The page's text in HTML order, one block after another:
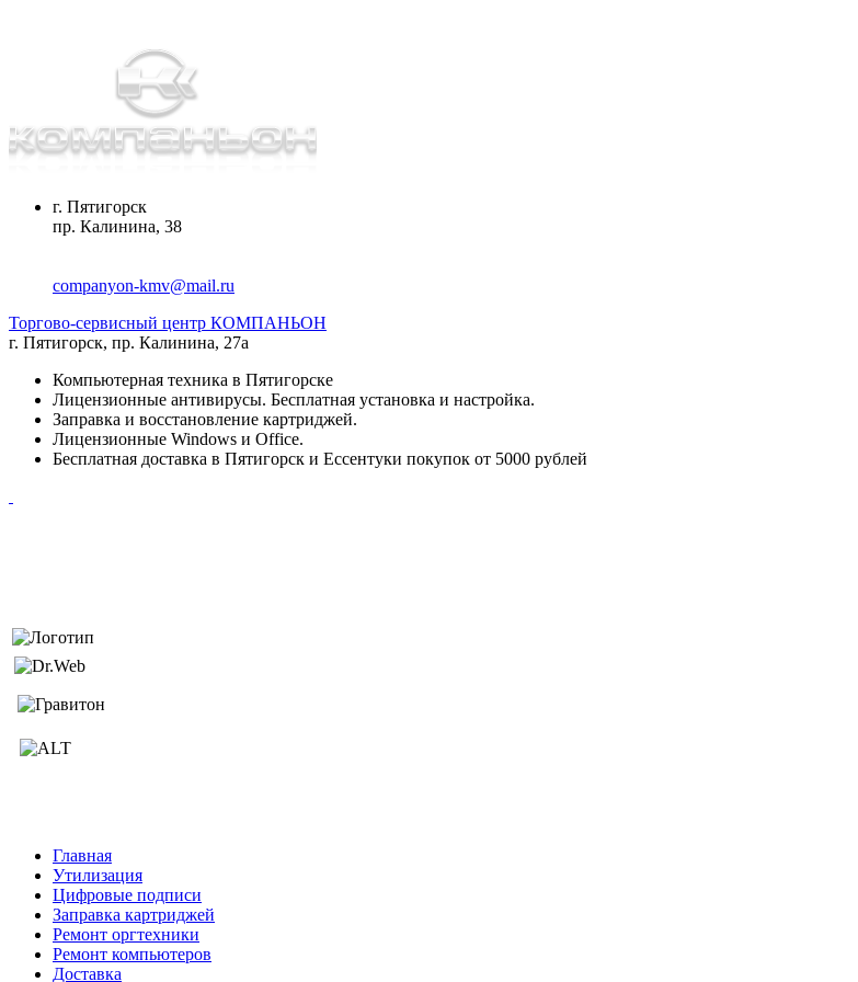
г. Пятигорск
пр. Калинина, 38
companyon-kmv@mail.ru
Торгово-сервисный центр КОМПАНЬОН
г. Пятигорск, пр. Калинина, 27а
Компьютерная техника в Пятигорске
Лицензионные антивирусы. Бесплатная установка и настройка.
Заправка и восстановление картриджей.
Лицензионные Windows и Office.
Бесплатная доставка в Пятигорск и Ессентуки покупок от 5000 рублей
Главная
Утилизация
Цифровые подписи
Заправка картриджей
Ремонт оргтехники
Ремонт компьютеров
Доставка